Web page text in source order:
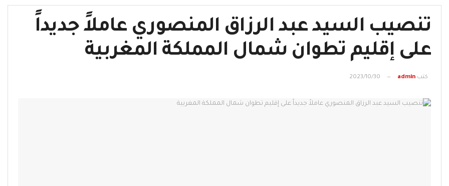
تنصيب السيد عبد الرزاق المنصوري عاملاً جديداً
على إقليم تطوان شمال المملكة المغربية
كتب admin
2023/10/30